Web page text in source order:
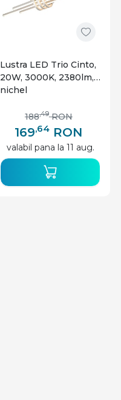
Lustra LED Trio Cinto,
20W, 3000K, 2380lm,
nichel
169,64 RON
188,49 RON
valabil pana la 11 aug.